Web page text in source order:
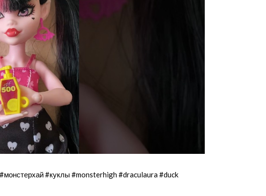
#куклы #monsterhigh #draculaura #duck